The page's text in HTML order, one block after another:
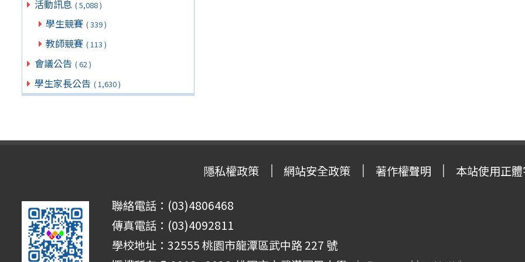
活動訊息 ( 5,088 )
學生競賽 ( 339 )
教師競賽 ( 113 )
會議公告 ( 62 )
學生家長公告 ( 1,630 )
隱私權政策 網站安全政策 著作權聲明 本站使用正
聯絡電話：(03)4806468
傳真電話：(03)4092811
學校地址：32555 桃園市龍潭區武中路 227 號